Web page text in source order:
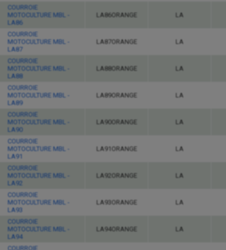
COURROIE
MOTOCULTURE MBL -
LA86
LA86ORANGE LA
COURROIE
MOTOCULTURE MBL -
LA87
LA87ORANGE LA
COURROIE
MOTOCULTURE MBL -
LA88
LA88ORANGE LA
COURROIE
MOTOCULTURE MBL -
LA89
LA89ORANGE LA
COURROIE
MOTOCULTURE MBL -
LA90
LA90ORANGE LA
COURROIE
MOTOCULTURE MBL -
LA91
LA91ORANGE LA
COURROIE
MOTOCULTURE MBL -
LA92
LA92ORANGE LA
COURROIE
MOTOCULTURE MBL -
LA93
LA93ORANGE LA
COURROIE
MOTOCULTURE MBL -
LA94
LA94ORANGE LA
COURROIE